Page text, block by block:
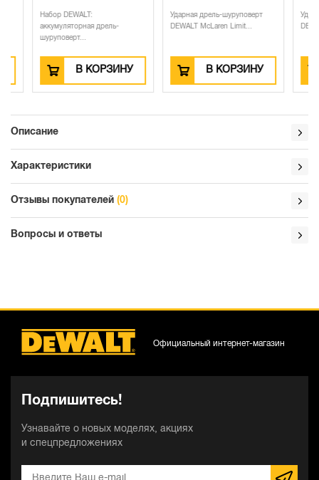
Набор DEWALT:
аккумуляторная дрель-
шуруповерт...
В КОРЗИНУ
Ударная дрель-шуруповерт
DEWALT McLaren Limit...
В КОРЗИНУ
Ударная
DEWALT
Описание
Характеристики
Отзывы покупателей (0)
Вопросы и ответы
Подпишитесь!
Узнавайте о новых моделях, акциях
и спецпредложениях
Официальный интернет-магазин